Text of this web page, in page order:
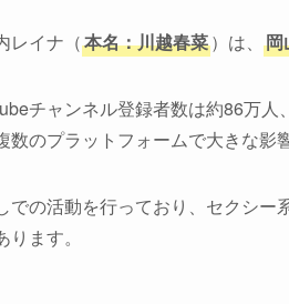
レイナ（本名：川越春菜）は、 岡
チャンネル登録者数は約86万
数のプラットフォームで大きな影
での活動を行っており、セクシ
ります。